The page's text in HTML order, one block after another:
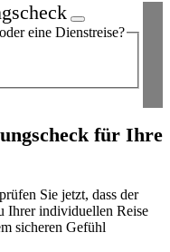
Urlaubsreise oder eine Dienstreise?
für Ihre
Sie jetzt, dass der
Ihrer individuellen Reise
sicheren Gefühl